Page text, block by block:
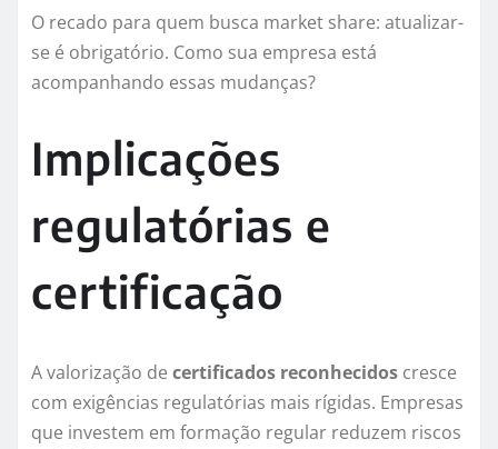
O recado para quem busca market share: atualizar-
se é obrigatório. Como sua empresa está
acompanhando essas mudanças?
Implicações
regulatórias e
certificação
A valorização de certificados reconhecidos cresce
com exigências regulatórias mais rígidas. Empresas
que investem em formação regular reduzem riscos